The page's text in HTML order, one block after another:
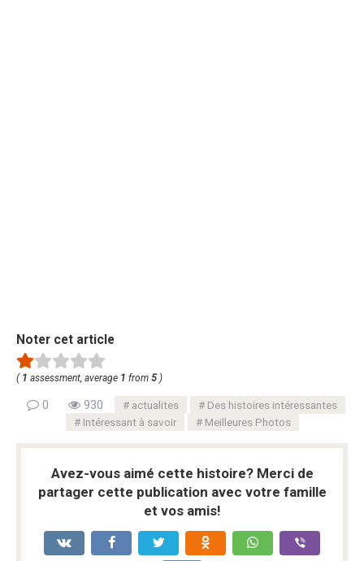
Noter cet article
( 1 assessment, average 1 from 5 )
0 930 actualites
Des histoires intéressantes
Intéressant à savoir
Meilleures Photos
Avez-vous aimé cette histoire? Merci de
partager cette publication avec votre famille
et vos amis!